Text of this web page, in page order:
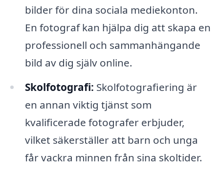
bilder för dina sociala mediekonton.
En fotograf kan hjälpa dig att skapa en
professionell och sammanhängande
bild av dig själv online.
Skolfotografi: Skolfotografiering är
en annan viktig tjänst som
kvalificerade fotografer erbjuder,
vilket säkerställer att barn och unga
får vackra minnen från sina skoltider.